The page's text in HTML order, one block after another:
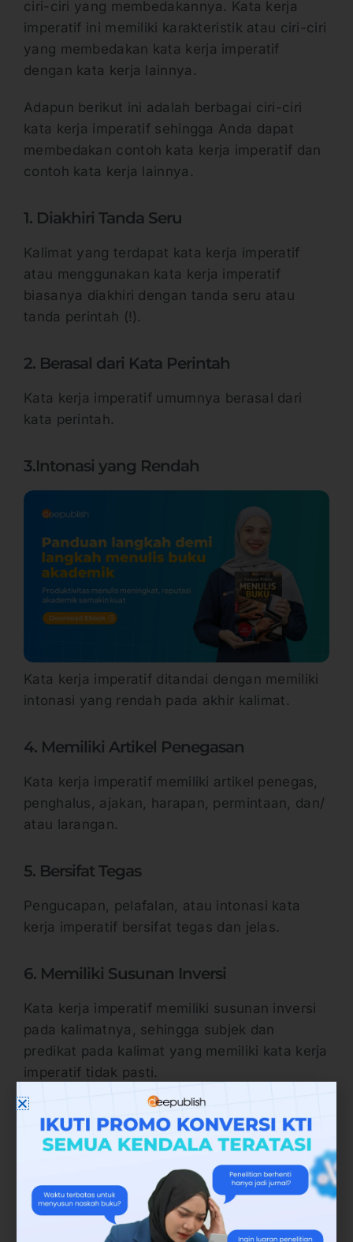
ciri-ciri yang membedakannya. Kata kerja
imperatif ini memiliki karakteristik atau ciri-ciri
yang membedakan kata kerja imperatif
dengan kata kerja lainnya.
Adapun berikut ini adalah berbagai ciri-ciri
kata kerja imperatif sehingga Anda dapat
membedakan contoh kata kerja imperatif dan
contoh kata kerja lainnya.
1. Diakhiri Tanda Seru
Kalimat yang terdapat kata kerja imperatif
atau menggunakan kata kerja imperatif
biasanya diakhiri dengan tanda seru atau
tanda perintah (!).
2. Berasal dari Kata Perintah
Kata kerja imperatif umumnya berasal dari
kata perintah.
3.Intonasi yang Rendah
Kata kerja imperatif ditandai dengan memiliki
intonasi yang rendah pada akhir kalimat.
4. Memiliki Artikel Penegasan
Kata kerja imperatif memiliki artikel penegas,
penghalus, ajakan, harapan, permintaan, dan/
atau larangan.
5. Bersifat Tegas
Pengucapan, pelafalan, atau intonasi kata
kerja imperatif bersifat tegas dan jelas.
6. Memiliki Susunan Inversi
Kata kerja imperatif memiliki susunan inversi
pada kalimatnya, sehingga subjek dan
predikat pada kalimat yang memiliki kata kerja
imperatif tidak pasti.
7. Pelaku Tidak Selalu Terungkap
Pelaku tindakan yang menuturkan kata kerja
imperatif tidak selalu terungkap.
8.Kalimat Perintah dengan Banyak Arti